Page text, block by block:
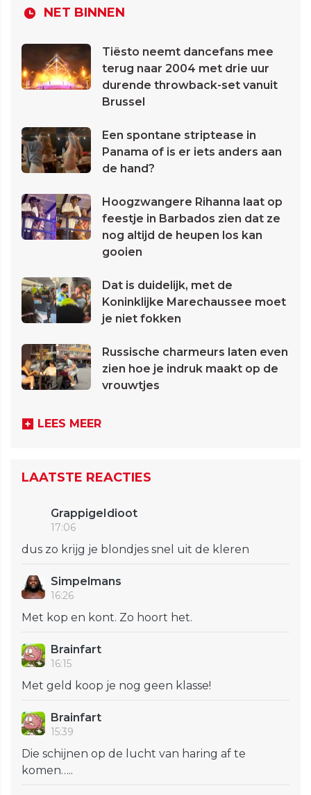
NET BINNEN
Tiësto neemt dancefans mee
terug naar 2004 met drie uur
durende throwback-set vanuit
Brussel
Een spontane striptease in
Panama of is er iets anders aan
de hand?
Hoogzwangere Rihanna laat op
feestje in Barbados zien dat ze
nog altijd de heupen los kan
gooien
Dat is duidelijk, met de
Koninklijke Marechaussee moet
je niet fokken
Russische charmeurs laten even
zien hoe je indruk maakt op de
vrouwtjes
LEES MEER
LAATSTE REACTIES
GrappigeIdioot
17:06
dus zo krijg je blondjes snel uit de kleren
Simpelmans
16:26
Met kop en kont. Zo hoort het.
Brainfart
16:15
Met geld koop je nog geen klasse!
Brainfart
15:39
Die schijnen op de lucht van haring af te
komen…..